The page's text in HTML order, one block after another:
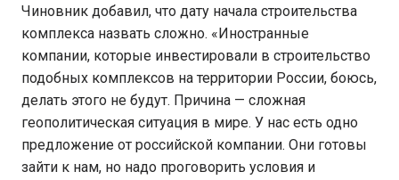
Чиновник добавил, что дату начала строительства
комплекса назвать сложно. «Иностранные
компании, которые инвестировали в строительство
подобных комплексов на территории России, боюсь,
делать этого не будут. Причина — сложная
геополитическая ситуация в мире. У нас есть одно
предложение от российской компании. Они готовы
зайти к нам, но надо проговорить условия и